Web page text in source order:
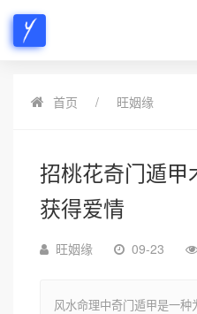
首页 旺姻缘
招桃花奇门遁甲
获得爱情
旺姻缘 09-23
风水命理中奇门遁甲是一种